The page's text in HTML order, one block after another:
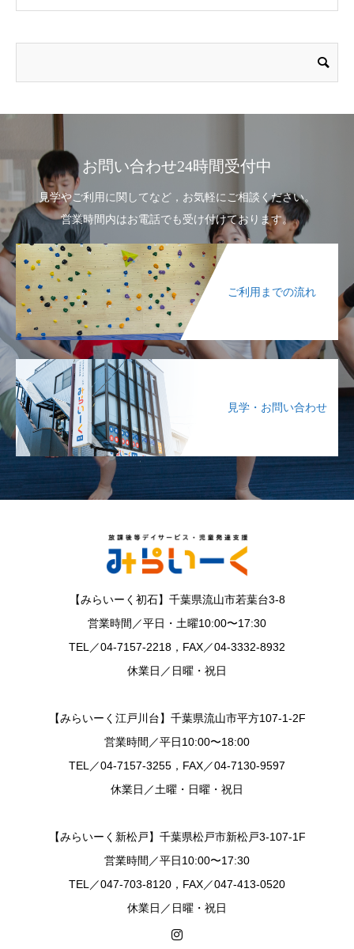
お問い合わせ24時間受付中
見学やご利用に関してなど，お気軽にご相談ください。
営業時間内はお電話でも受け付けております。
ご利用までの流れ
見学・お問い合わせ
【みらいーく初石】千葉県流山市若葉台3-8
営業時間／平日・土曜10:00〜17:30
TEL／04-7157-2218，FAX／04-3332-8932
休業日／日曜・祝日
【みらいーく江戸川台】千葉県流山市平方107-1-2F
営業時間／平日10:00〜18:00
TEL／04-7157-3255，FAX／04-7130-9597
休業日／土曜・日曜・祝日
【みらいーく新松戸】千葉県松戸市新松戸3-107-1F
営業時間／平日10:00〜17:30
TEL／047-703-8120，FAX／047-413-0520
休業日／日曜・祝日